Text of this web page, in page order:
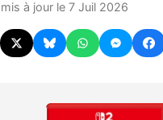
à jour
à jour le 7 Juil 2026